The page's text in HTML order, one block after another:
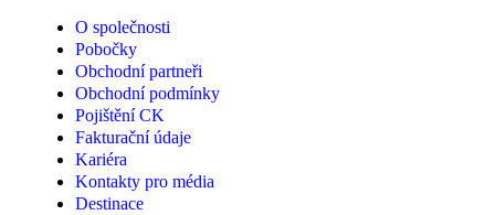
O společnosti
Pobočky
Obchodní partneři
Obchodní podmínky
Pojištění CK
Fakturační údaje
Kariéra
Kontakty pro média
Destinace